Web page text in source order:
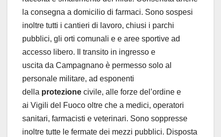
la consegna a domicilio di farmaci. Sono sospesi
inoltre tutti i cantieri di lavoro, chiusi i parchi
pubblici, gli orti comunali e e aree sportive ad
accesso libero. Il transito in ingresso e
uscita da Campagnano è permesso solo al
personale militare, ad esponenti
della protezione civile, alle forze del’ordine e
ai Vigili del Fuoco oltre che a medici, operatori
sanitari, farmacisti e veterinari. Sono soppresse
inoltre tutte le fermate dei mezzi pubblici. Disposta